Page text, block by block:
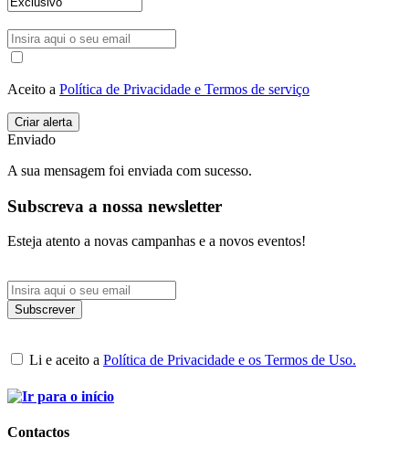
Aceito a Política de Privacidade e Termos de serviço
Enviado
A sua mensagem foi enviada com sucesso.
Subscreva a nossa newsletter
Esteja atento a novas campanhas e a novos eventos!
Li e aceito a Política de Privacidade e os Termos de Uso.
Contactos